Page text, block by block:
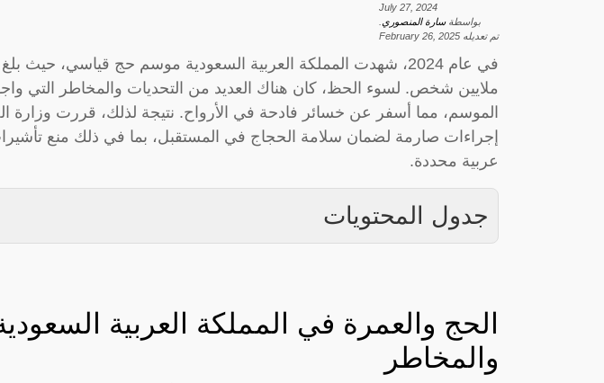
July 27, 2024
بواسطةسارة المنصوري
تم تعديله February 26, 2025
ملايين شخص. لسوء الحظ، كان هناك العديد من التحديات والمخاطر التي
الموسم، مما أسفر عن خسائر فادحة في الأرواح. نتيجة لذلك، قررت وزارة
عربية محددة.
جدول المحتويات
الحج والعمرة في المملكة العربية
والمخاطر